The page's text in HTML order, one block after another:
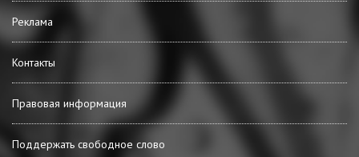
Реклама
Контакты
Правовая информация
Поддержать свободное слово